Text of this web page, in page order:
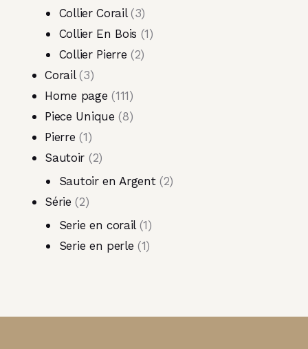
Collier Corail
3
Collier En Bois
1
Collier Pierre
2
Corail
3
Home page 111
Piece Unique 8
Pierre 1
Sautoir
2
Sautoir en Argent
2
Série
2
Serie en corail 1
Serie en perle 1